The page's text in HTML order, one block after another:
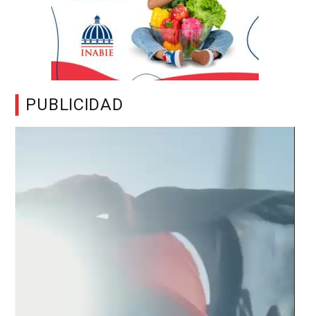
PUBLICIDAD